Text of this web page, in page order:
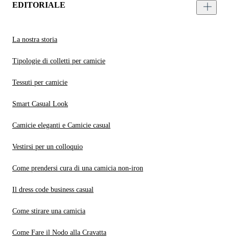
EDITORIALE
La nostra storia
Tipologie di colletti per camicie
Tessuti per camicie
Smart Casual Look
Camicie eleganti e Camicie casual
Vestirsi per un colloquio
Come prendersi cura di una camicia non-iron
Il dress code business casual
Come stirare una camicia
Come Fare il Nodo alla Cravatta